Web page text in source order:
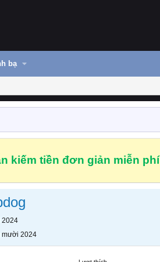
bạ
kiếm tiền đơn giản miễn phí
2024
mười 2024